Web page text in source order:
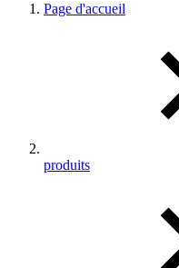
Page d'accueil
produits